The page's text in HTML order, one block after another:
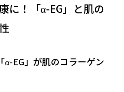
に！「α-EG」と肌の
α-EG」が肌のコラーゲン